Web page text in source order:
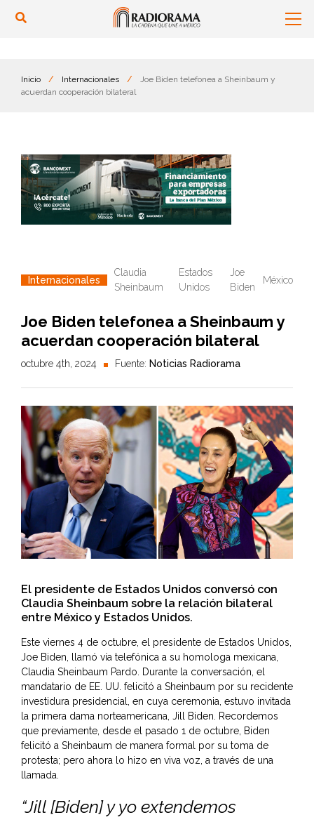
Inicio / Internacionales /
Joe Biden telefonea a Sheinbaum y
acuerdan cooperación bilateral
Internacionales
Claudia
Sheinbaum
Estados
Unidos
Joe
Biden
México
Joe Biden telefonea a Sheinbaum y
acuerdan cooperación bilateral
octubre 4th, 2024 Fuente: Noticias Radiorama
El presidente de Estados Unidos conversó con
Claudia Sheinbaum sobre la relación bilateral
entre México y Estados Unidos.
Este viernes 4 de octubre, el presidente de Estados Unidos,
Joe Biden, llamó vía telefónica a su homologa mexicana,
Claudia Sheinbaum Pardo. Durante la conversación, el
mandatario de EE. UU. felicitó a Sheinbaum por su recidente
investidura presidencial, en cuya ceremonia, estuvo invitada
la primera dama norteamericana, Jill Biden. Recordemos
que previamente, desde el pasado 1 de octubre, Biden
felicitó a Sheinbaum de manera formal por su toma de
protesta; pero ahora lo hizo en viva voz, a través de una
llamada.
“Jill [Biden] y yo extendemos